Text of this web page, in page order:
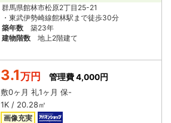
群馬県館林市松原2丁目25-21
・東武伊勢崎線館林駅まで徒歩30分
築年数
築23年
建物階数
地上2階建て
3.1万円
管理費 4,000円
敷0ヶ月 礼1ヶ月 保-
1K / 20.28㎡
画像充実